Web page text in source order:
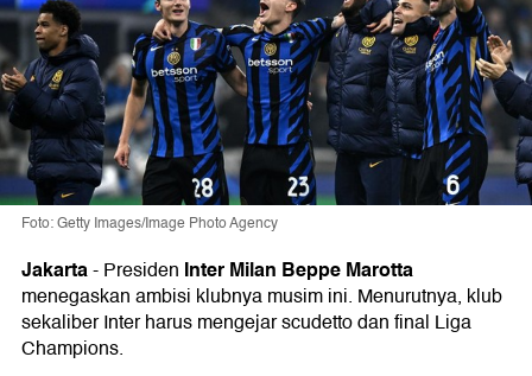
Foto: Getty Images/Image Photo Agency
Jakarta-Presiden Inter Milan Beppe Marotta
menegaskan ambisi klubnya musim ini. Menurutnya, klub
sekaliber Inter harus mengejar scudetto dan final Liga
Champions.